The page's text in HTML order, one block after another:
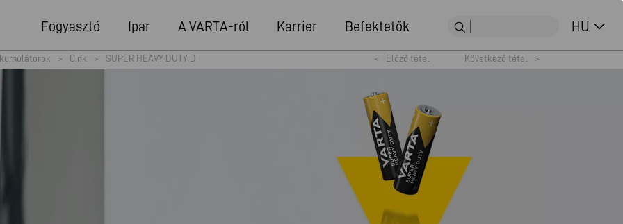
Fogyasztó Ipar A VARTA-ról Karrier Befektetők HU
> Cink > SUPER HEAVY DUTY D < Előző tétel Következő tétel >